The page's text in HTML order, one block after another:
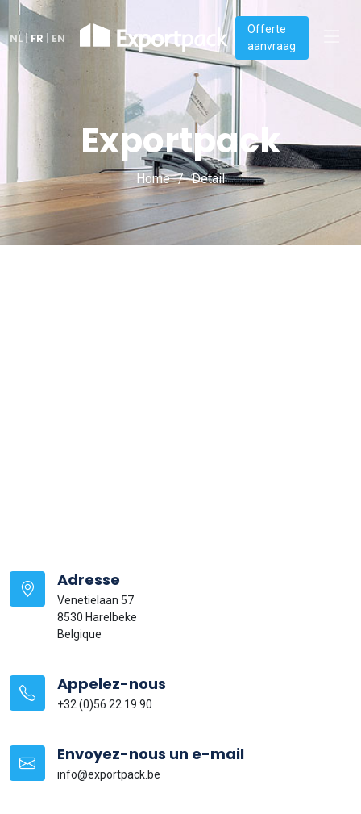
NL| FR | EN
Offerte
aanvraag
Exportpack
Home Detail
Adresse
Venetielaan 57
8530 Harelbeke
Belgique
Appelez-nous
+32 (0)56 22 19 90
Envoyez-nous un e-mail
info@exportpack.be